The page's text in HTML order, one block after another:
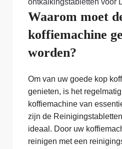
ontkalkingstabletten voor
Waarom moet
koffiemachine
worden?
Om van uw goede kop
genieten, is het
koffiemachine van
zijn de
ideaal. Door uw
reinigen met een